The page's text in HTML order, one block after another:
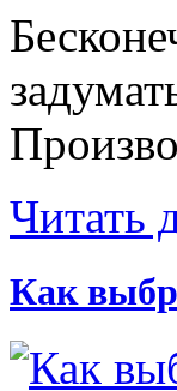
Читать
Как